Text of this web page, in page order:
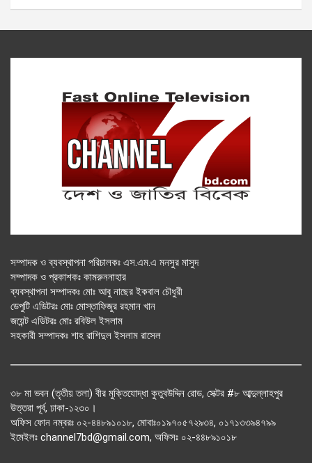
সম্পাদক ও ব্যবস্থাপনা পরিচালকঃ এস.এম.এ মনসুর মাসুদ
সম্পাদক ও প্রকাশকঃ কামরুননাহার
ব্যবস্থাপনা সম্পাদকঃ মোঃ আবু নাছের ইকবাল চৌধুরী
ডেপুটি এডিটরঃ মোঃ মোস্তাফিজুর রহমান খান
জয়েন্ট এডিটরঃ মোঃ রবিউল ইসলাম
সহকারী সম্পাদকঃ শাহ রাশিদুল ইসলাম রাসেল
৩৮ মা ভবন (তৃতীয় তলা) বীর মুক্তিযোদ্ধা কুতুবউদ্দিন রোড, সেক্টর #৮ আব্দুল্লাহপুর
উত্তরা পূর্ব, ঢাকা-১২৩০।
অফিস ফোন নম্বরঃ ০২-৪৪৮৯১০১৮, মোবাঃ০১৯৭০৫৭২৯৩৪, ০১৭১৩৩৯৪৭৯৯
ইমেইলঃ channel7bd@gmail.com, অফিসঃ ০২-৪৪৮৯১০১৮